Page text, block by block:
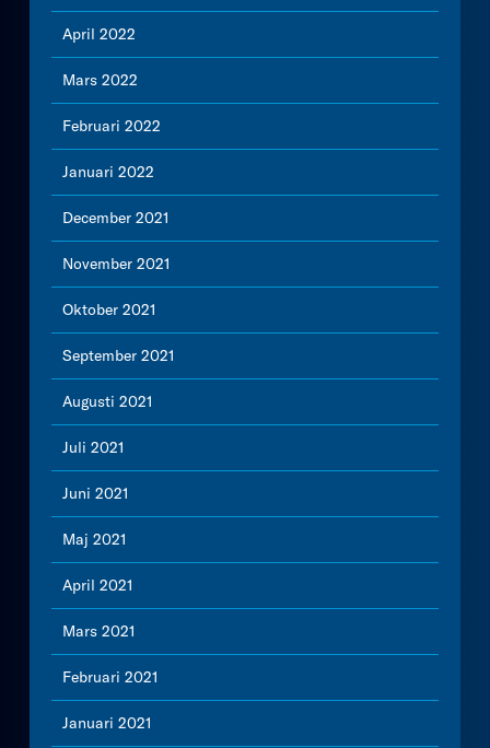
April 2022
Mars 2022
Februari 2022
Januari 2022
December 2021
November 2021
Oktober 2021
September 2021
Augusti 2021
Juli 2021
Juni 2021
Maj 2021
April 2021
Mars 2021
Februari 2021
Januari 2021